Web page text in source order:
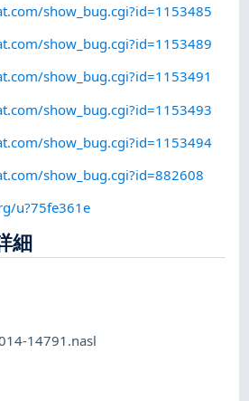
show_bug.cgi?id=1153485
show_bug.cgi?id=1153489
show_bug.cgi?id=1153491
show_bug.cgi?id=1153493
show_bug.cgi?id=1153494
show_bug.cgi?id=882608
u?75fe361e
細
14791.nasl